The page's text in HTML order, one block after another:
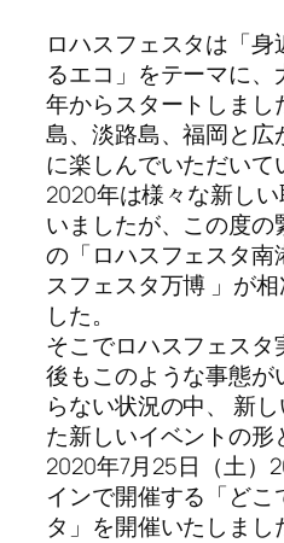
ロハスフェスタは「
るエコ」をテーマに
年からスタートしまし
島、淡路島、福岡と広
に楽しんでいただいて
2020年は様々な新し
いましたが、この度の
の「ロハスフェスタ
スフェスタ万博 」が
した。
そこでロハスフェスタ
後もこのような事態
らない状況の中、 新
た新しいイベントの形
2020年7月25日（土）
インで開催する「どこ
タ」を開催いたしまし